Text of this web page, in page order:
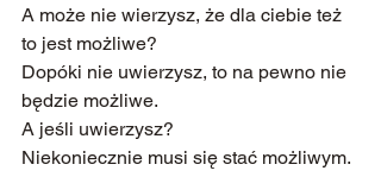
A może nie wierzysz, że dla ciebie też
to jest możliwe?
Dopóki nie uwierzysz, to na pewno nie
będzie możliwe.
A jeśli uwierzysz?
Niekoniecznie musi się stać możliwym.